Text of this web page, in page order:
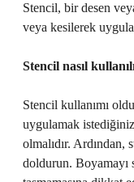
Stencil, bir desen
veya kesilerek
Stencil nasıl
Stencil kullanımı
uygulamak
olmalıdır.
doldurun. Boyamayı